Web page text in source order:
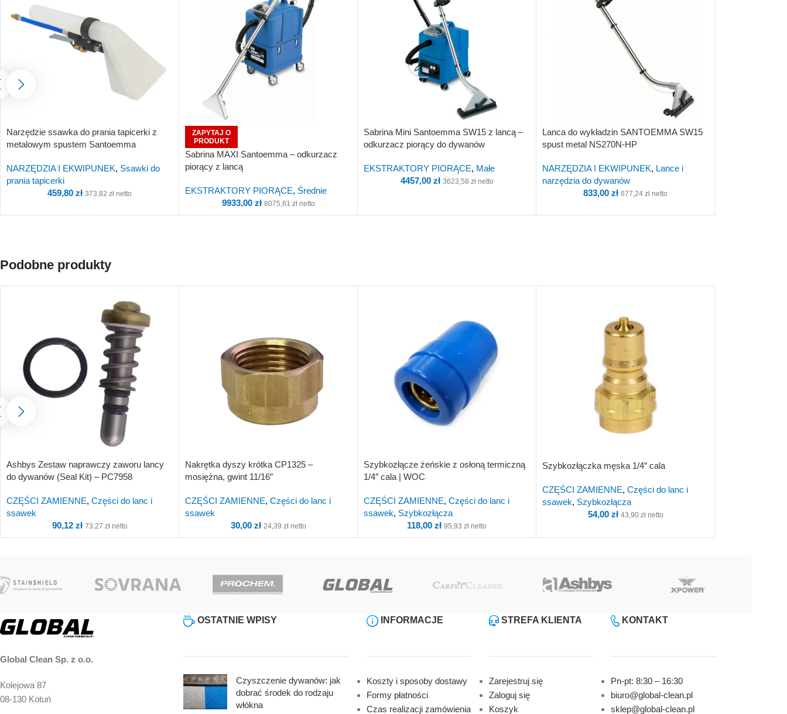
Narzędzie ssawka do prania tapicerki z
metalowym spustem Santoemma
NARZĘDZIA I EKWIPUNEK, Ssawki do
prania tapicerki
459,80 zł 373,82 zł netto
ZAPYTAJ O
PRODUKT
Sabrina MAXI Santoemma – odkurzacz
piorący z lancą
EKSTRAKTORY PIORĄCE, Średnie
9933,00 zł 8075,61 złnetto
Sabrina Mini Santoemma SW15 z lancą –
odkurzacz piorący do dywanów
EKSTRAKTORY PIORĄCE, Małe
4457,00 zł 3623,58 złnetto
Lanca do wykładzin SANTOEMMA SW15
spust metal NS270N-HP
NARZĘDZIA I EKWIPUNEK, Lance i
narzędzia do dywanów
833,00 zł 677,24 zł netto
Podobne produkty
Ashbys Zestaw naprawczy zaworu lancy
do dywanów (Seal Kit) – PC7958
CZĘŚCI ZAMIENNE, Części do lanc i
ssawek
90,12 zł 73,27 złnetto
Nakrętka dyszy krótka CP1325 –
mosiężna, gwint 11/16″
CZĘŚCI ZAMIENNE, Części do lanc i
ssawek
30,00 zł 24,39 złnetto
Szybkozłącze żeńskie z osłoną termiczną
1/4″ cala | WOC
CZĘŚCI ZAMIENNE, Części do lanc i
ssawek, Szybkozłącza
118,00 zł 95,93 zł netto
Szybkozłączka męska 1/4″ cala
CZĘŚCI ZAMIENNE, Części do lanc i
ssawek, Szybkozłącza
54,00 zł 43,90 złnetto
Global Clean Sp. z o.o.
Kolejowa 87
08-130 Kotuń
OSTATNIE WPISY
Czyszczenie dywanów: jak
dobrać środek do rodzaju
włókna
INFORMACJE
Koszty i sposoby dostawy
Formy płatności
Czas realizacji zamówienia
STREFA KLIENTA
Zarejestruj się
Zaloguj się
Koszyk
KONTAKT
Pn-pt: 8:30 – 16:30
biuro@global-clean.pl
sklep@global-clean.pl